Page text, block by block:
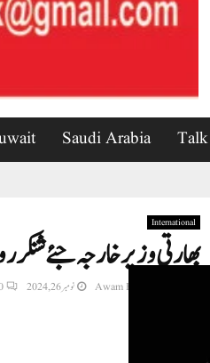
Talk
Saudi Arabia
International
بھارتی وزیر خارجہ جئے شنکر
Awam Express News نومبر 26, 2024